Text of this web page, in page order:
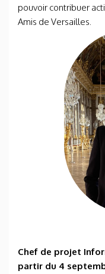
pouvoir contribuer
Amis de Versailles.
Chef de projet
partir du 4